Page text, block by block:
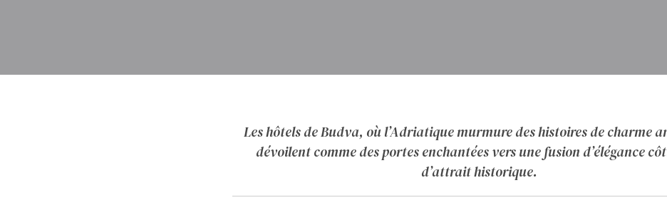
Les hôtels de Budva, où l’Adriatique murmure des histoires de charme
dévoilent comme des portes enchantées vers une fusion d’élégance
d’attrait historique.